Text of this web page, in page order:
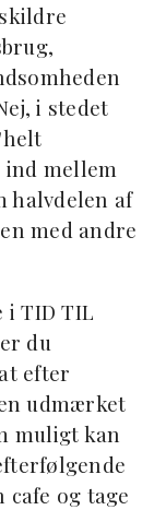
i stedet
mellem
halvdelen af
med andre
i TID TIL
du
efter
udmærket
muligt kan
cafe og tage